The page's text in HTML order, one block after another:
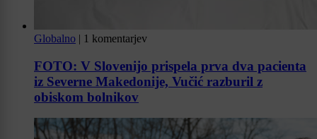
Globalno | 1 komentarjev
FOTO: V Slovenijo prispela prva dva pacienta
iz Severne Makedonije, Vučić razburil z
obiskom bolnikov